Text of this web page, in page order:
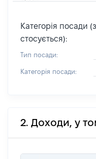
Категорія посади
стосується):
Тип посади:
Категорія посади:
2. Доходи, у